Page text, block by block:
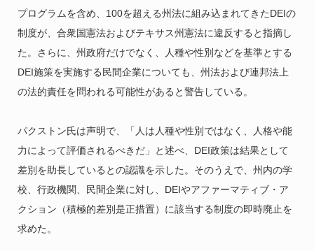
プログラムを含め、100を超える州法に組み込まれてきたDEIの
制度が、合衆国憲法およびテキサス州憲法に違反すると指摘し
た。さらに、州政府だけでなく、人種や性別などを基準とする
DEI施策を実施する民間企業についても、州法および連邦法上
の法的責任を問われる可能性があると警告している。
パクストン氏は声明で、「人は人種や性別ではなく、人格や能
力によって評価されるべきだ」と述べ、DEI政策は結果として
差別を助長しているとの認識を示した。そのうえで、州内の学
校、行政機関、民間企業に対し、DEIやアファーマティブ・ア
クション（積極的差別是正措置）に該当する制度の即時廃止を
求めた。